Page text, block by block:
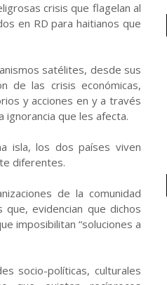
crisis que flagelan al
en RD para haitianos que
satélites, desde sus
de las crisis económicas,
y acciones en y a través
ignorancia que les afecta.
isla, los dos países viven
diferentes.
de la comunidad
evidencian que dichos
imposibilitan “soluciones a
socio-políticas, culturales